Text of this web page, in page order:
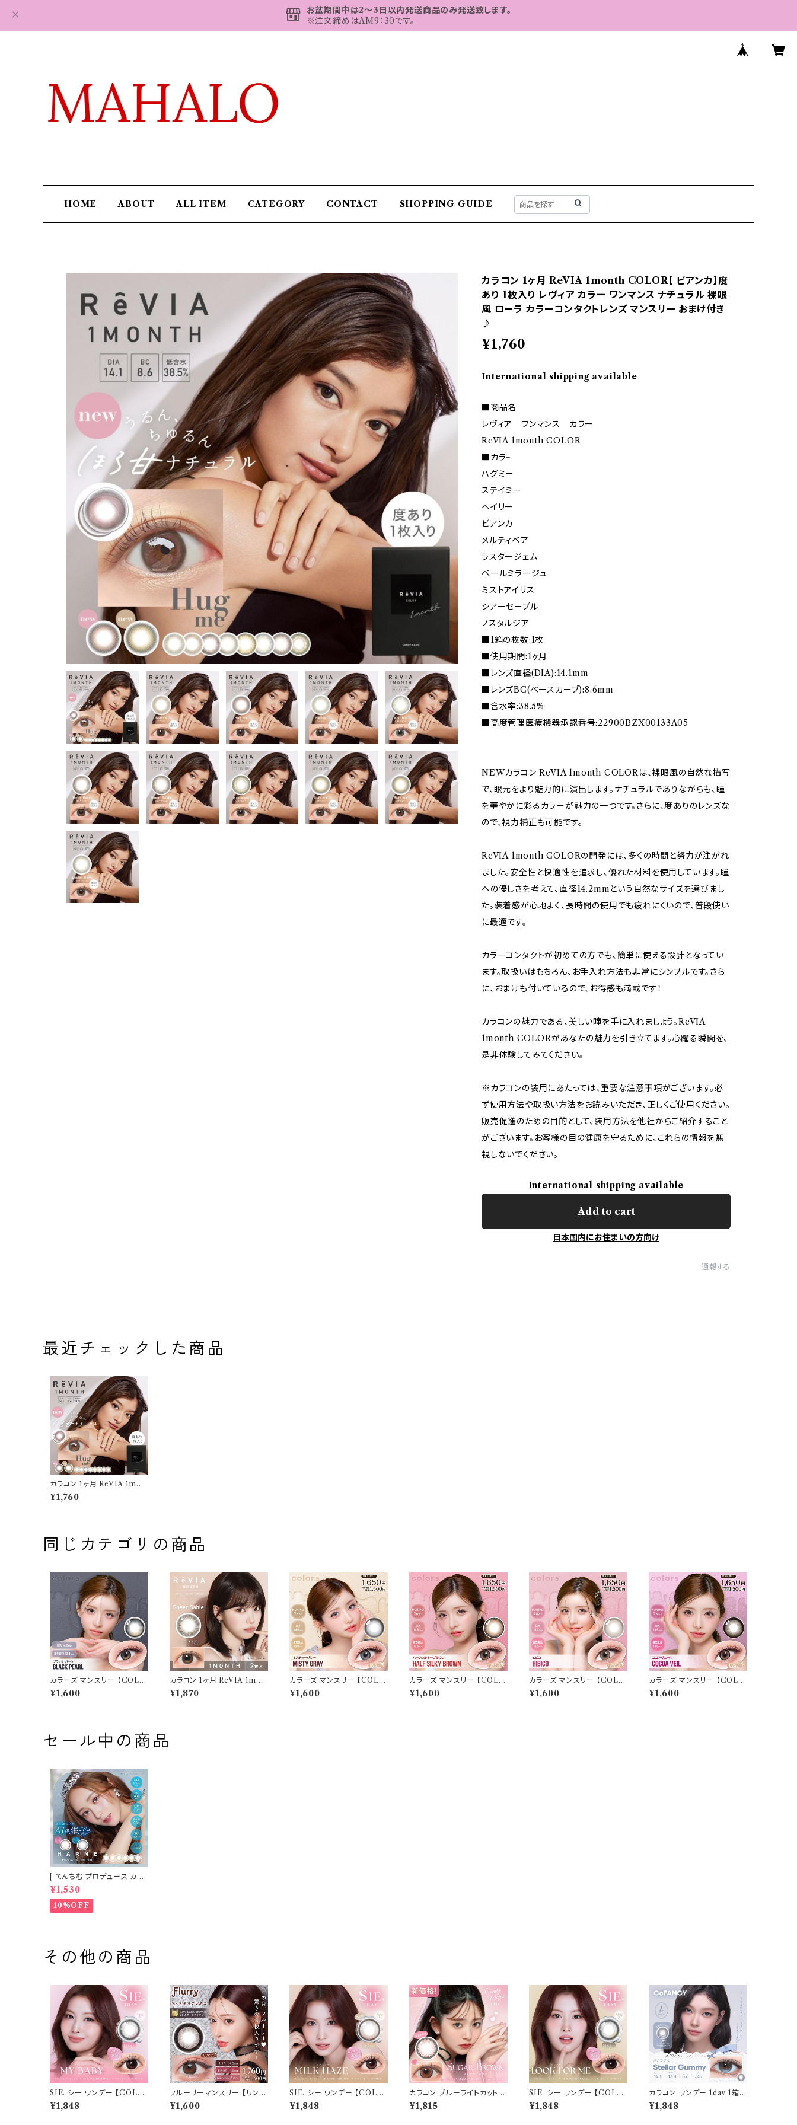
お盆期間中は2～3日以内発送商品のみ発送致します。
※注文締めはAM9：30です。
HOME ABOUT ALL ITEM CATEGORY CONTACT SHOPPING GUIDE
カラコン 1ヶ月 ReVIA 1month COLOR【 ビアンカ】度
あり 1枚入り レヴィア カラー ワンマンス ナチュラル 裸眼
風 ローラ カラーコンタクトレンズ マンスリー おまけ付き
♪
¥1,760
International shipping available
■商品名
レヴィア ワンマンス カラー
ReVIA 1month COLOR
■カラ−
ハグミー
ステイミー
ヘイリー
ビアンカ
メルティベア
ラスタージェム
ペールミラージュ
ミストアイリス
シアーセーブル
ノスタルジア
■1箱の枚数:1枚
■使用期間:1ヶ月
■レンズ直径(DIA):14.1mm
■レンズBC(ベースカーブ):8.6mm
■含水率:38.5%
■高度管理医療機器承認番号:22900BZX00133A05
NEWカラコン ReVIA 1month COLORは、裸眼風の自然な描写
で、眼元をより魅力的に演出します。ナチュラルでありながらも、瞳
を華やかに彩るカラーが魅力の一つです。さらに、度ありのレンズな
ので、視力補正も可能です。
ReVIA 1month COLORの開発には、多くの時間と努力が注がれ
ました。安全性と快適性を追求し、優れた材料を使用しています。瞳
への優しさを考えて、直径14.2mmという自然なサイズを選びまし
た。装着感が心地よく、長時間の使用でも疲れにくいので、普段使い
に最適です。
カラーコンタクトが初めての方でも、簡単に使える設計となってい
ます。取扱いはもちろん、お手入れ方法も非常にシンプルです。さら
に、おまけも付いているので、お得感も満載です！
カラコンの魅力である、美しい瞳を手に入れましょう。ReVIA
1month COLORがあなたの魅力を引き立てます。心躍る瞬間を、
是非体験してみてください。
※カラコンの装用にあたっては、重要な注意事項がございます。必
ず使用方法や取扱い方法をお読みいただき、正しくご使用ください。
販売促進のための目的として、装用方法を他社からご紹介すること
がございます。お客様の目の健康を守るために、これらの情報を無
視しないでください。
International shipping available
Add to cart
日本国内にお住まいの方向け
通報する
最近チェックした商品
カラコン 1ヶ月 ReVIA 1mon
th COLOR【 ビアンカ】度あ
り 1枚入り レヴィア カラー ワ
¥1,760
同じカテゴリの商品
カラーズ マンスリー 【COLO
R：ブラックパール】 【1箱2枚
入】【 一条響 イメージモデル
¥1,600
カラコン 1ヶ月 ReVIA 1mon
th【 COLOR：シアーセーブ
ル】カラコン 1ヶ月 １箱２枚 度
¥1,870
カラーズ マンスリー 【COLO
R：ミスティーグレー】 【1箱2枚
入】【 一条響 イメージモデル
¥1,600
カラーズ マンスリー 【COLO
R：ハーフシルキーブラウン】
【1箱2枚入】【 一条響 イメー
¥1,600
カラーズ マンスリー 【COLO
R：ヒビコ】 【1箱2枚入】【 一条
響 イメージモデル 】 韓国系レ
¥1,600
カラーズ マンスリー 【COLO
R：ココアヴェール】 【1箱2枚
入】【 一条響 イメージモデル
¥1,600
セール中の商品
[ てんちむ プロデュース カラ
コン ] HARNE (ハルネ) ワン
デー 1day 10枚入り （当日発
送） 1day
¥1,530
10%OFF
その他の商品
SIE. シー ワンデー 【COLO
R：マイベイビー】 1箱10枚入
シリコーン 回らない水光レン
¥1,848
フルーリーマンスリー 【リング
ダークブラウン/もっとキマグ
レネコ】1箱3枚 14.5mm 明日
¥1,600
SIE. シー ワンデー 【COLO
R：ミルクヘイズ 】 1箱10枚入
シリコーン 回らない水光レン
¥1,848
カラコン ブルーライトカット キ
ャンディーマジック ワンデー
【COLOR：シュガーブラウン】
¥1,815
SIE. シー ワンデー 【COLO
R：ルックフォーミー 】 1箱10
枚入 シリコーン 回らない水光
¥1,848
カラコン ワンデー 1day 1箱1
0枚入り コファンシー【COL
OR：ステラグミー】 度あり 度
¥1,848